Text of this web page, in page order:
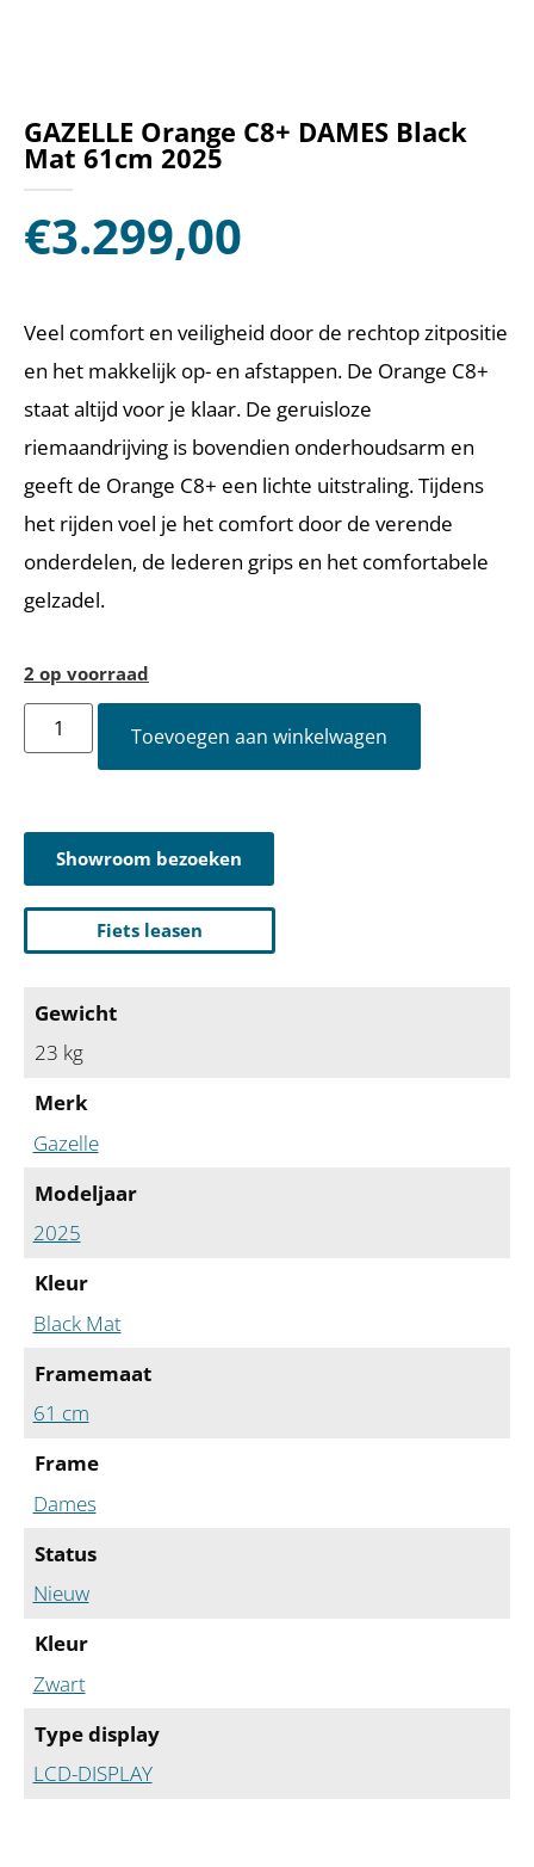
GAZELLE Orange C8+ DAMES Black
Mat 61cm 2025
€3.299,00
Veel comfort en veiligheid door de rechtop zitpositie
en het makkelijk op- en afstappen. De Orange C8+
staat altijd voor je klaar. De geruisloze
riemaandrijving is bovendien onderhoudsarm en
geeft de Orange C8+ een lichte uitstraling. Tijdens
het rijden voel je het comfort door de verende
onderdelen, de lederen grips en het comfortabele
gelzadel.
2 op voorraad
Toevoegen aan winkelwagen
Showroom bezoeken
Fiets leasen
Gewicht
23 kg
Merk
Gazelle
Modeljaar
2025
Kleur
Black Mat
Framemaat
61 cm
Frame
Dames
Status
Nieuw
Kleur
Zwart
Type display
LCD-DISPLAY